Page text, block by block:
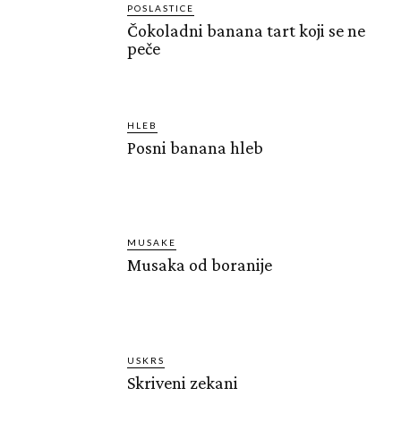
POSLASTICE
Čokoladni banana tart koji se ne
peče
HLEB
Posni banana hleb
MUSAKE
Musaka od boranije
USKRS
Skriveni zekani